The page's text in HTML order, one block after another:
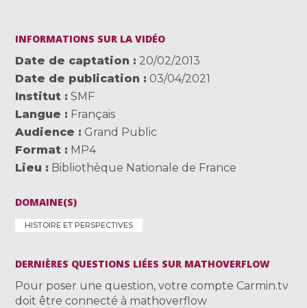
INFORMATIONS SUR LA VIDÉO
Date de captation
20/02/2013
Date de publication
03/04/2021
Institut
SMF
Langue
Français
Audience
Grand Public
Format
MP4
Lieu
Bibliothèque Nationale de France
DOMAINE(S)
HISTOIRE ET PERSPECTIVES
DERNIÈRES QUESTIONS LIÉES SUR MATHOVERFLOW
Pour poser une question, votre compte Carmin.tv
doit être connecté à mathoverflow